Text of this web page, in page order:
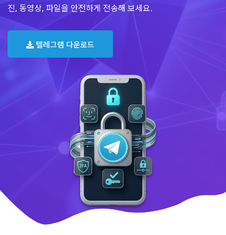
진, 동영상, 파일을 안전하게 전송해 보세요.
텔레그램 다운로드